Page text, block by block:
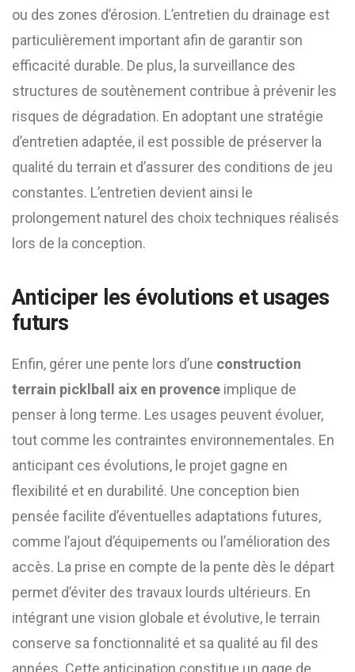
ou des zones d’érosion. L’entretien du drainage est
particulièrement important afin de garantir son
efficacité durable. De plus, la surveillance des
structures de soutènement contribue à prévenir les
risques de dégradation. En adoptant une stratégie
d’entretien adaptée, il est possible de préserver la
qualité du terrain et d’assurer des conditions de jeu
constantes. L’entretien devient ainsi le
prolongement naturel des choix techniques réalisés
lors de la conception.
Anticiper les évolutions et usages
futurs
Enfin, gérer une pente lors d’une construction
terrain picklball aix en provence implique de
penser à long terme. Les usages peuvent évoluer,
tout comme les contraintes environnementales. En
anticipant ces évolutions, le projet gagne en
flexibilité et en durabilité. Une conception bien
pensée facilite d’éventuelles adaptations futures,
comme l’ajout d’équipements ou l’amélioration des
accès. La prise en compte de la pente dès le départ
permet d’éviter des travaux lourds ultérieurs. En
intégrant une vision globale et évolutive, le terrain
conserve sa fonctionnalité et sa qualité au fil des
années. Cette anticipation constitue un gage de